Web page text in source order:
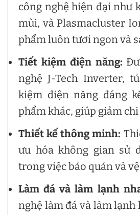
công nghệ hiện đại như
mùi, và Plasmacluster
phẩm luôn tươi ngon và
Tiết kiệm điện năng:
nghệ J-Tech Inverter,
kiệm điện năng đáng
phẩm khác, giúp giảm
Thiết kế thông minh:
ưu hóa không gian sử
trong việc bảo quản và
Làm đá và làm lạnh
nghệ làm đá và làm lạnh